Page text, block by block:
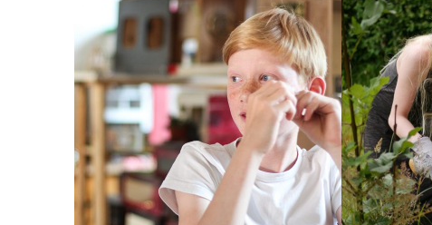
10 JULI 2016
VOLG ALTIJD JE GEVOEL!
DE BIJEENKOMST VAN
DE LSK ADVIESCLUB